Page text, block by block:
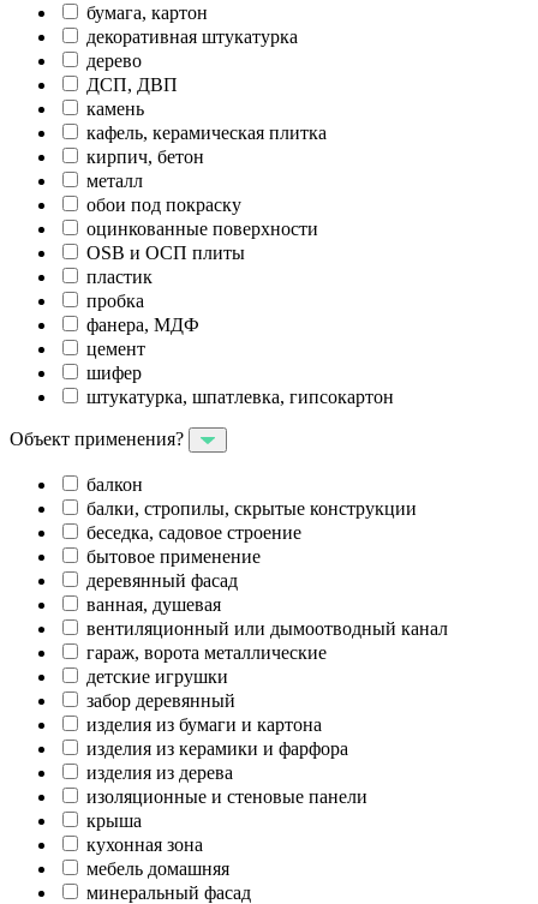
бумага, картон
декоративная штукатурка
дерево
ДСП, ДВП
камень
кафель, керамическая плитка
кирпич, бетон
металл
обои под покраску
оцинкованные поверхности
OSB и ОСП плиты
пластик
пробка
фанера, МДФ
цемент
шифер
штукатурка, шпатлевка, гипсокартон
Объект применения?
балкон
балки, стропилы, скрытые конструкции
беседка, садовое строение
бытовое применение
деревянный фасад
ванная, душевая
вентиляционный или дымоотводный канал
гараж, ворота металлические
детские игрушки
забор деревянный
изделия из бумаги и картона
изделия из керамики и фарфора
изделия из дерева
изоляционные и стеновые панели
крыша
кухонная зона
мебель домашняя
минеральный фасад